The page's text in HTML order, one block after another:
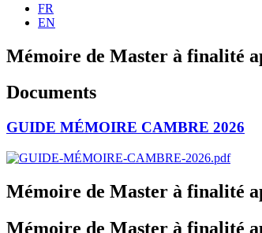
FR
EN
Mémoire de Master à finalité
Documents
GUIDE MÉMOIRE CAMBRE 2026
Mémoire de Master à finalité
Mémoire de Master à finalité